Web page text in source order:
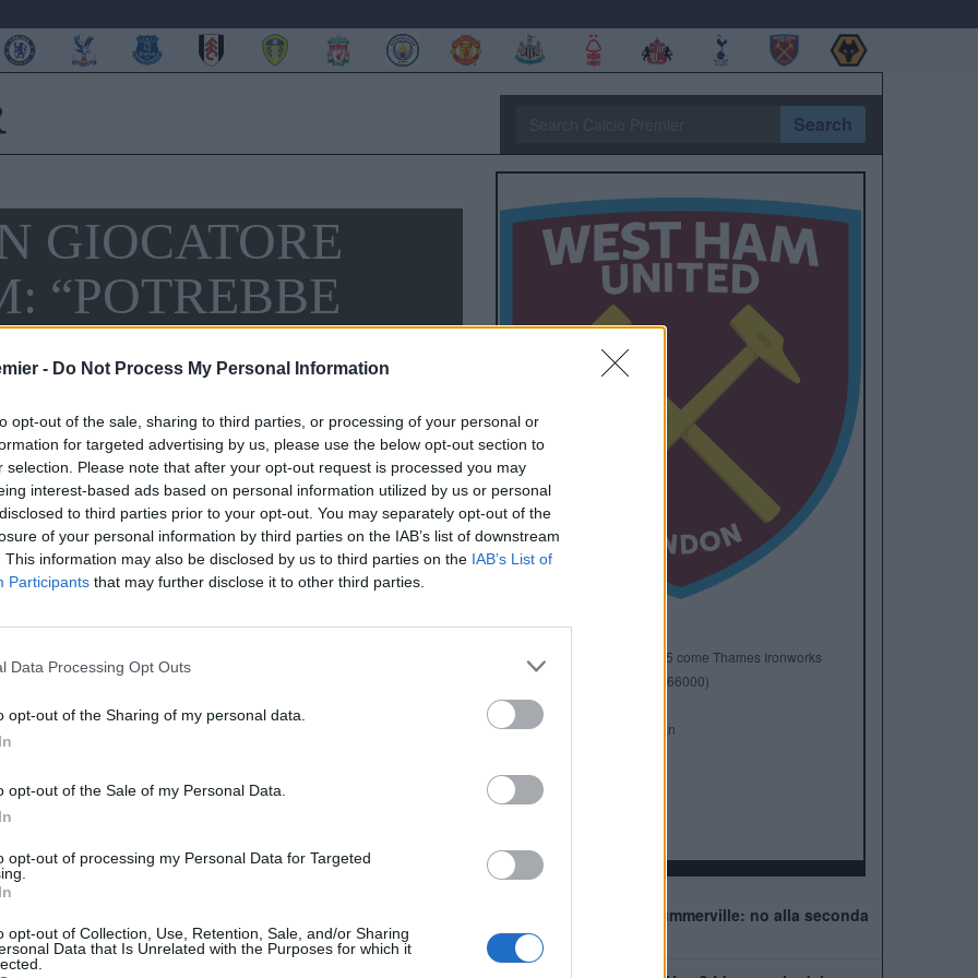
- Do Not Process My Personal Information
opt-out of the sale, sharing to third parties, or processing of your personal or
for targeted advertising by us, please use the below opt-out section to
selection. Please note that after your opt-out request is processed you may
interest-based ads based on personal information utilized by us or personal
to third parties prior to your opt-out. You may separately opt-out of the
of your personal information by third parties on the IAB’s list of downstream
This information may also be disclosed by us to third parties on the IAB’s List of
Participants that may further disclose it to other third parties.
Data Processing Opt Outs
opt-out of the Sharing of my personal data.
opt-out of the Sale of my Personal Data.
opt-out of processing my Personal Data for Targeted
opt-out of Collection, Use, Retention, Sale, and/or Sharing
Data that Is Unrelated with the Purposes for which it
Search
GIOCATORE
“POTREBBE
H, ha rilasciato alcune dichiarazioni importanti a
un giocatore delWest Hamcon le caratteristiche adatte a
Stati Uniti “Quale giocatore vedrei sul ring?
Anno di Fondazione: 1895 come Thames Ironworks
London Stadium (66000)
Città:
Presidente: David Sullivan
ALBO D'ORO
West Ham, muro per Summerville: no alla seconda
offerta della Roma